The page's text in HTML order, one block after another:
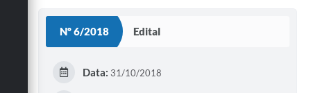
Nº 6/2018 Edital
Data: 31/10/2018